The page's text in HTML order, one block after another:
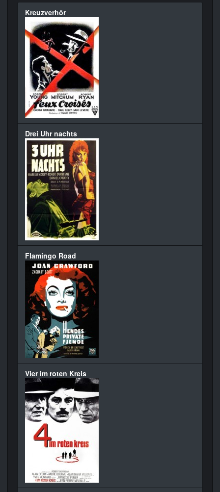
Kreuzverhör
Drei Uhr nachts
Flamingo Road
Vier im roten Kreis